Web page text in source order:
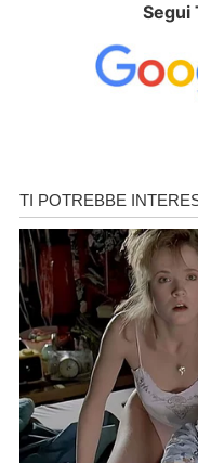
Segui